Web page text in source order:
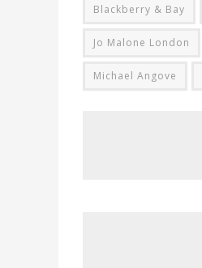
Blackberry & Bay
Jo Malone London
Michael Angove